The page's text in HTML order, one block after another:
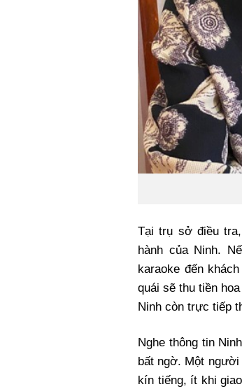
Tại trụ sở điều
hành của Ninh.
karaoke đến
quái sẽ thu tiền
Ninh còn trực tiếp
Nghe thông tin
bất ngờ. Một
kín tiếng, ít khi